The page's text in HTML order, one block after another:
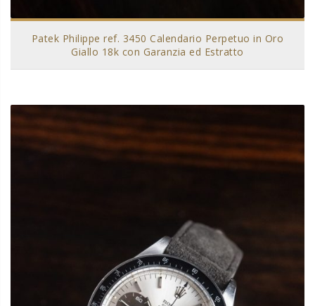
Patek Philippe ref. 3450 Calendario Perpetuo in Oro
Giallo 18k con Garanzia ed Estratto